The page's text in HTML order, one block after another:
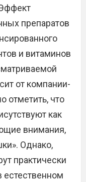
препаратов
и витаминов
от компании-
отметить, что
как
внимания,
Однако,
практически
естественном